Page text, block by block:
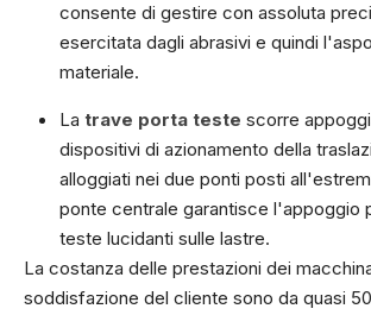
consente di gestire con assoluta
esercitata dagli abrasivi e quindi
materiale.
La trave porta teste scorre
dispositivi di azionamento della
alloggiati nei due ponti posti
ponte centrale garantisce l'appoggio
teste lucidanti sulle lastre.
La costanza delle prestazioni dei
soddisfazione del cliente sono da quasi